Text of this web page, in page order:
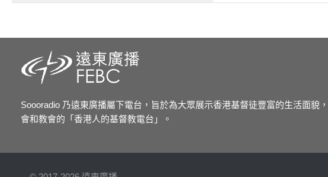
Soooradio 乃遠東廣播屬下電台，旨於為大眾展示香港基督徒豐富的生活面貌
會和教會的「香港人的基督教電台」。